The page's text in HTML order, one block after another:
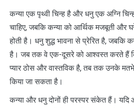
कन्या एक पृथ्वी चिन्ह है और धनु एक अग्नि
चाहिए, जबकि कन्या को आर्थिक मजबूती और
होती है। धनु शुद्ध भावना से प्रेरित है, जबकि
है। जब तक वे एक-दूसरे को आश्वस्त करते हैं
प्यार ठोस और वास्तविक है, तब तक उनके
किया जा सकता है।
कन्या और धनु दोनों ही परस्पर संकेत हैं। यदि